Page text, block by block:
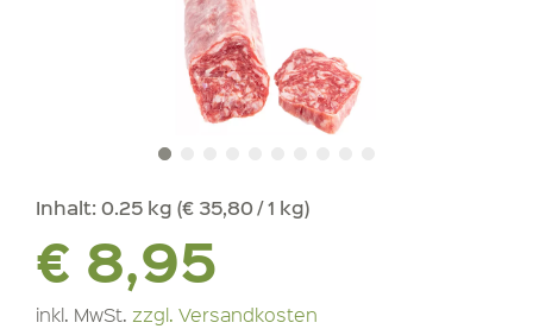
Inhalt: 0.25 kg (€ 35,80 / 1 kg)
€ 8,95
inkl. MwSt. zzgl. Versandkosten